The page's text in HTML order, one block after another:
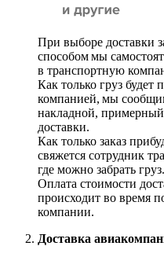
При выборе доставки
способом мы
в транспортную
Как только груз будет
компанией, мы
накладной, примерный
доставки.
Как только заказ
свяжется сотрудник
где можно забрать груз.
Оплата стоимости
происходит во время
компании.
Доставка